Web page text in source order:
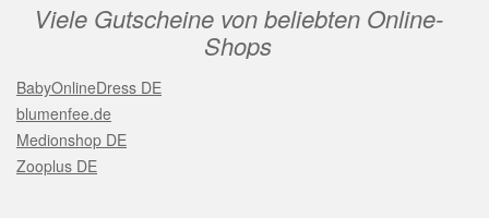
Viele Gutscheine von beliebten Online-
Shops
BabyOnlineDress DE
blumenfee.de
Medionshop DE
Zooplus DE